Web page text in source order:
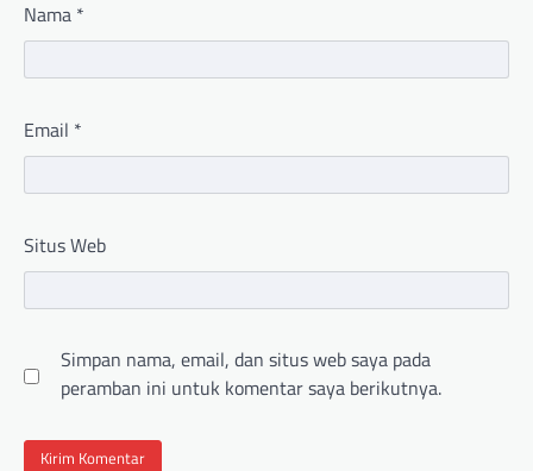
Nama *
Email *
Situs Web
Simpan nama, email, dan situs web saya pada
peramban ini untuk komentar saya berikutnya.